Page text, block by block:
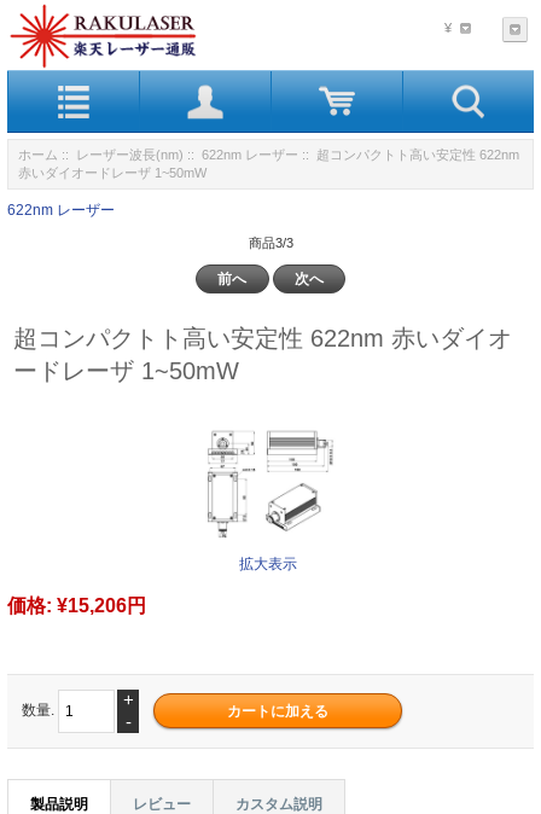
¥
ホーム :: レーザー波長(nm) :: 622nm レーザー :: 超コンパクトト高い安定性 622nm
赤いダイオードレーザ 1~50mW
622nm レーザー
商品3/3
前へ 次へ
超コンパクトト高い安定性 622nm 赤いダイオ
ードレーザ 1~50mW
拡大表示
価格: ¥15,206円
数量.
+
-
製品説明 レビュー カスタム説明